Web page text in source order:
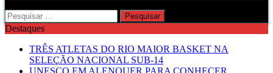
Pesquisar
por:
Destaques
TRÊS ATLETAS DO RIO MAIOR BASKET NA
SELEÇÃO NACIONAL SUB-14
UNESCO EM ALENQUER PARA CONHECER